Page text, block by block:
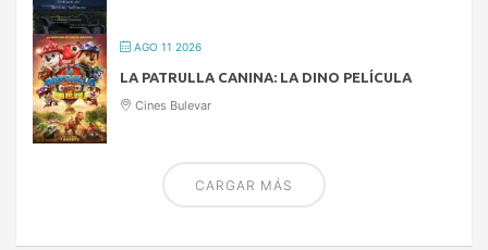
AGO 11 2026
LA PATRULLA CANINA: LA DINO PELÍCULA
Cines Bulevar
CARGAR MÁS